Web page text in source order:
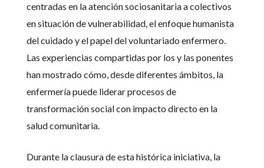
centradas en la atención sociosanitaria a colectivos
en situación de vulnerabilidad, el enfoque humanista
del cuidado y el papel del voluntariado enfermero.
Las experiencias compartidas por los y las ponentes
han mostrado cómo, desde diferentes ámbitos, la
enfermería puede liderar procesos de
transformación social con impacto directo en la
salud comunitaria.
Durante la clausura de esta histórica iniciativa, la